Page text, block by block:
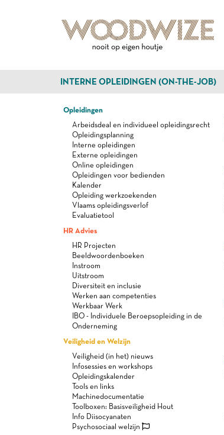
INTERNE OPLEIDINGEN (ON-THE-JOB)
Opleidingen
Arbeidsdeal en individueel opleidingsrecht
Opleidingsplanning
Interne opleidingen
Externe opleidingen
Online opleidingen
Opleidingen voor bedienden
Kalender
Opleiding werkzoekenden
Vlaams opleidingsverlof
Evaluatietool
HR Advies
HR Projecten
Beeldwoordenboeken
Instroom
Uitstroom
Diversiteit en inclusie
Werken aan competenties
Werkbaar Werk
IBO - Individuele Beroepsopleiding in de
Onderneming
Veiligheid en Welzijn
Veiligheid (in het) nieuws
Infosessies en workshops
Opleidingskalender
Tools en links
Machinedocumentatie
Toolboxen: Basisveiligheid Hout
Info Diisocyanaten
Psychosociaal welzijn